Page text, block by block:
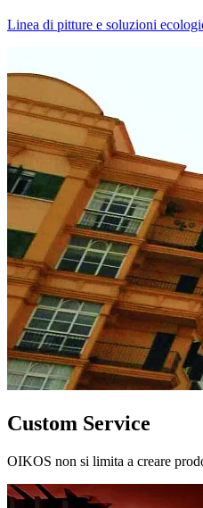
Linea di pitture e soluzioni
Custom Service
OIKOS non si limita a creare